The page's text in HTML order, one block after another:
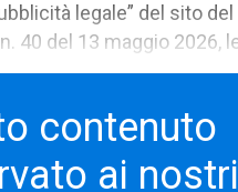
legale” del sito
40 del 13 maggio 2026,
contenuto
ai